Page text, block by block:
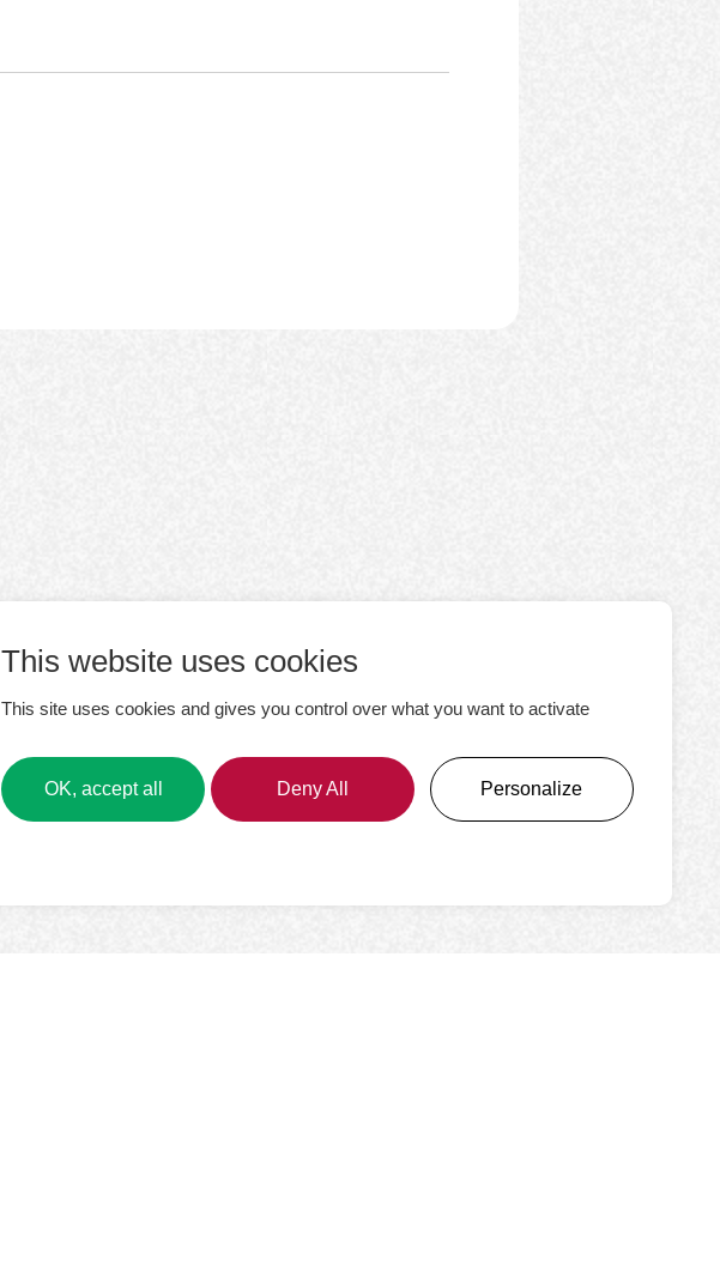
This website uses cookies
This site uses cookies and gives you control over what you want to activate
OK, accept all Deny All Personalize